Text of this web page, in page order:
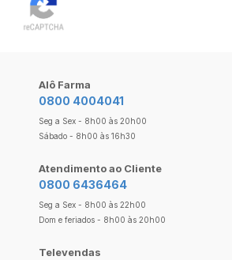
Alô Farma
0800 4004041
Seg a Sex - 8h00 às 20h00
Sábado - 8h00 às 16h30
Atendimento ao Cliente
0800 6436464
Seg a Sex - 8h00 às 22h00
Dom e feriados - 8h00 às 20h00
Televendas